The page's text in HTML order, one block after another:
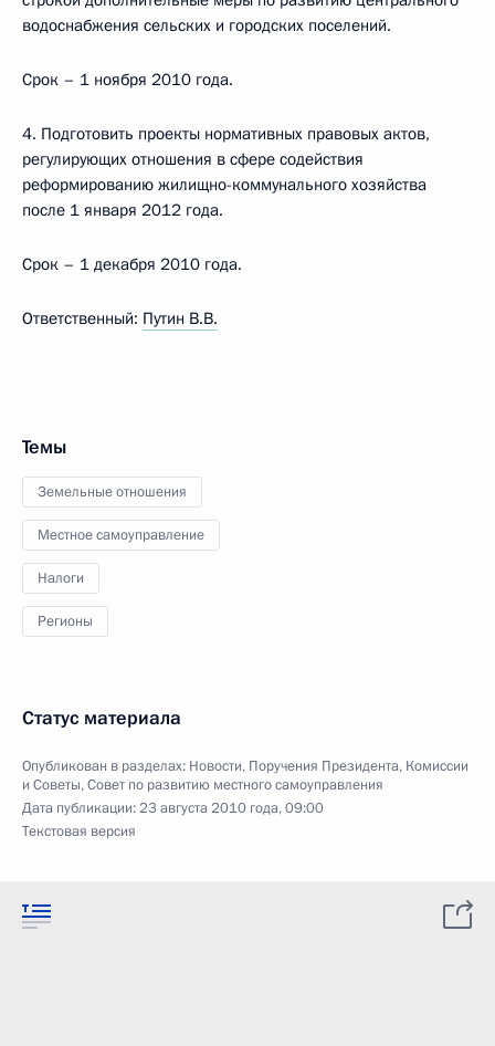
водоснабжения сельских и городских поселений.
Срок – 1 ноября 2010 года.
4. Подготовить проекты нормативных правовых актов,
регулирующих отношения в сфере содействия
реформированию жилищно-коммунального хозяйства
после 1 января 2012 года.
Срок – 1 декабря 2010 года.
Ответственный: Путин B.В.
Темы
Земельные отношения
Местное самоуправление
Налоги
Регионы
Статус материала
Опубликован в разделах: Новости, Поручения Президента, Комиссии
и Советы,Совет по развитию местного самоуправления
Дата публикации:23 августа 2010 года, 09:00
Текстовая версия